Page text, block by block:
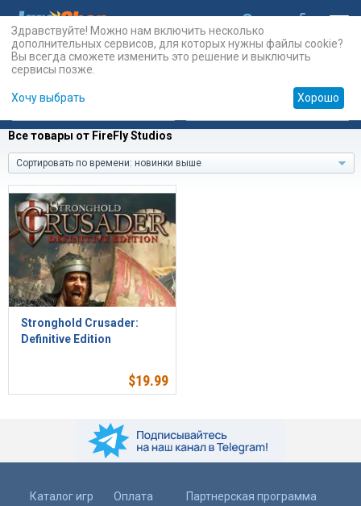
Карты Prepaid
Все товары от FireFly Studios
Сортировать по времени: новинки выше
Stronghold Crusader:
Definitive Edition
$19.99
Каталог игр Оплата Партнерская программа
Здравствуйте! Можно нам включить несколько
дополнительных сервисов, для которых нужны файлы cookie?
Вы всегда сможете изменить это решение и выключить
сервисы позже.
Хочу выбрать Хорошо